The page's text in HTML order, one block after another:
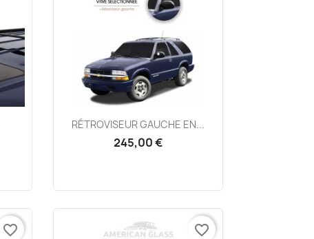
Aperçu rapide
RÉTROVISEUR GAUCHE EN...
245,00 €
favorite_border favorite_border